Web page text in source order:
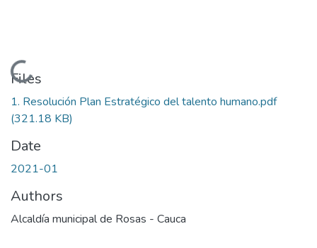
Loading...
Files
1. Resolución Plan Estratégico del talento humano.pdf
(321.18 KB)
Date
2021-01
Authors
Alcaldía municipal de Rosas - Cauca